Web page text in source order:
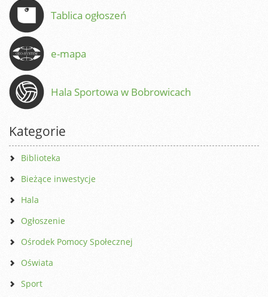
Tablica ogłoszeń
e-mapa
Hala Sportowa w Bobrowicach
Kategorie
Biblioteka
Bieżące inwestycje
Hala
Ogłoszenie
Ośrodek Pomocy Społecznej
Oświata
Sport